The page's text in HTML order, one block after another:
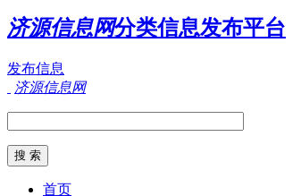
济源信息网分类信息发布平台
发布信息
济源信息网
首页